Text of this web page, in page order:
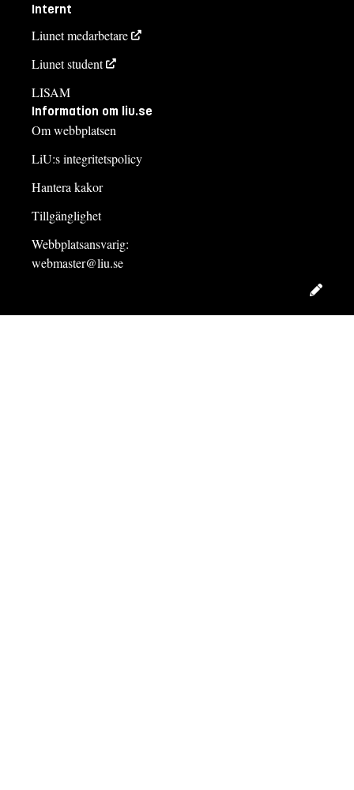
Internt
Liunet medarbetare
Liunet student
LISAM
Information om liu.se
Om webbplatsen
LiU:s integritetspolicy
Hantera kakor
Tillgänglighet
Webbplatsansvarig:
webmaster@liu.se